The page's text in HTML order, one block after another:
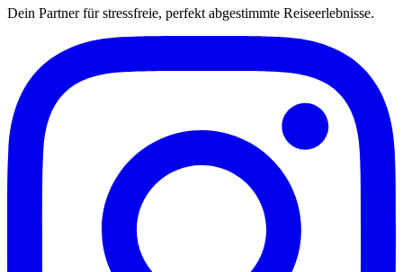
Dein Partner für stressfreie, perfekt abgestimmte Reiseerlebnisse.